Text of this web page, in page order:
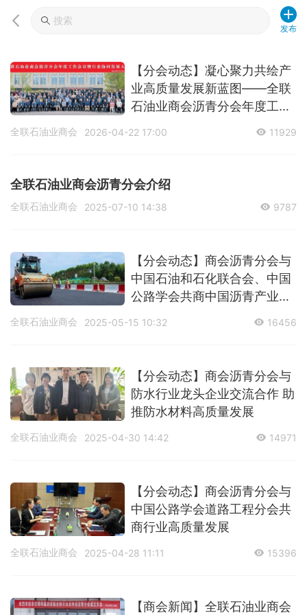
发布
【分会动态】凝心聚力共绘产
业高质量发展新蓝图——全联
石油业商会沥青分会年度工作
全联石油业商会 2026-04-22 17:00 11929
全联石油业商会沥青分会介绍
全联石油业商会 2025-07-10 14:38 9787
【分会动态】商会沥青分会与
中国石油和石化联合会、中国
公路学会共商中国沥青产业高
全联石油业商会 2025-05-15 10:32 16456
【分会动态】商会沥青分会与
防水行业龙头企业交流合作 助
推防水材料高质量发展
全联石油业商会 2025-04-30 14:42 14971
【分会动态】商会沥青分会与
中国公路学会道路工程分会共
商行业高质量发展
全联石油业商会 2025-04-28 11:11 15396
【商会新闻】全联石油业商会